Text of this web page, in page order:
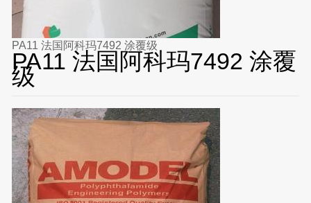
PA11 法国阿科玛7492 涂覆级
PA11 法国阿科玛7492 涂覆
级